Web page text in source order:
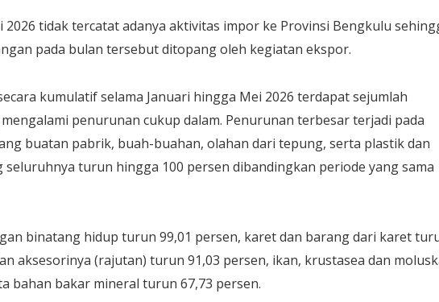
2026 tidak tercatat adanya aktivitas impor ke Provinsi Bengkulu
pada bulan tersebut ditopang oleh kegiatan ekspor.
kumulatif selama Januari hingga Mei 2026 terdapat sejumlah
penurunan cukup dalam. Penurunan terbesar terjadi pada
buatan pabrik, buah-buahan, olahan dari tepung, serta plastik dan
seluruhnya turun hingga 100 persen dibandingkan periode yang sama
binatang hidup turun 99,01 persen, karet dan barang dari karet
aksesorinya (rajutan) turun 91,03 persen, ikan, krustasea dan
bahan bakar mineral turun 67,73 persen.